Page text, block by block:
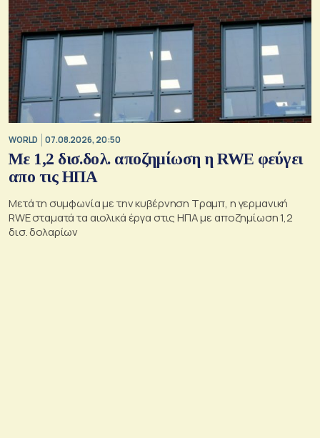
WORLD 07.08.2026, 20:50
Με 1,2 δισ.δολ. αποζημίωση η RWE φεύγει
απο τις ΗΠΑ
Μετά τη συμφωνία με την κυβέρνηση Τραμπ, η γερμανική
RWE σταματά τα αιολικά έργα στις ΗΠΑ με αποζημίωση 1,2
δισ. δολαρίων